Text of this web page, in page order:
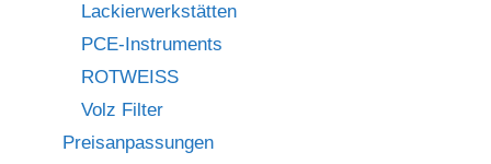
Lackierwerkstätten
PCE-Instruments
ROTWEISS
Volz Filter
Preisanpassungen